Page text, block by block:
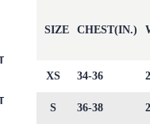
SIZE CHEST(IN.)
XS 34-36
S 36-38